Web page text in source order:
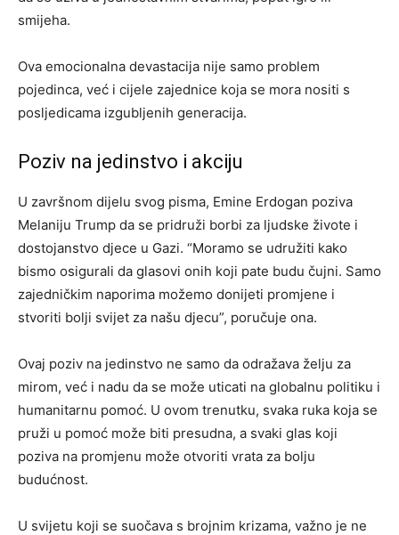
smijeha.
Ova emocionalna devastacija nije samo problem
pojedinca, već i cijele zajednice koja se mora nositi s
posljedicama izgubljenih generacija.
Poziv na jedinstvo i akciju
U završnom dijelu svog pisma, Emine Erdogan poziva
Melaniju Trump da se pridruži borbi za ljudske živote i
dostojanstvo djece u Gazi. “Moramo se udružiti kako
bismo osigurali da glasovi onih koji pate budu čujni. Samo
zajedničkim naporima možemo donijeti promjene i
stvoriti bolji svijet za našu djecu”, poručuje ona.
Ovaj poziv na jedinstvo ne samo da odražava želju za
mirom, već i nadu da se može uticati na globalnu politiku i
humanitarnu pomoć. U ovom trenutku, svaka ruka koja se
pruži u pomoć može biti presudna, a svaki glas koji
poziva na promjenu može otvoriti vrata za bolju
budućnost.
U svijetu koji se suočava s brojnim krizama, važno je ne